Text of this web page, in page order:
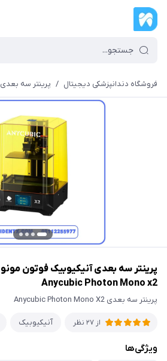
فروشگاه دندانپزشکی دیجیتال / پرینتر سه بعدی
Anycubic Photon Mono x2
پرینتر سه بعدی Anycubic Photon Mono X2
از 27 نظر آنیکیوبیک
ویژگی‌ها